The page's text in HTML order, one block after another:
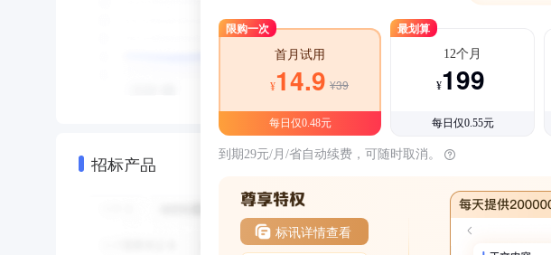
招标产品
限购一次
首月试用
¥14.9 ¥39
每日仅0.48元
最划算
12个月
¥199
每日仅0.55元
到期29元/月/省自动续费，可随时取消。
标讯详情查看